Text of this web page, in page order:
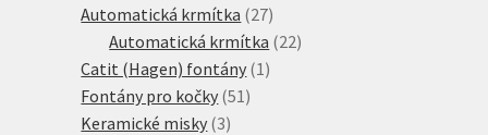
produktů
Automatická krmítka 2727
produktů
Automatická krmítka 2222
Catit (Hagen) fontány 1 1
Fontány pro kočky 51 51
Keramické misky 33